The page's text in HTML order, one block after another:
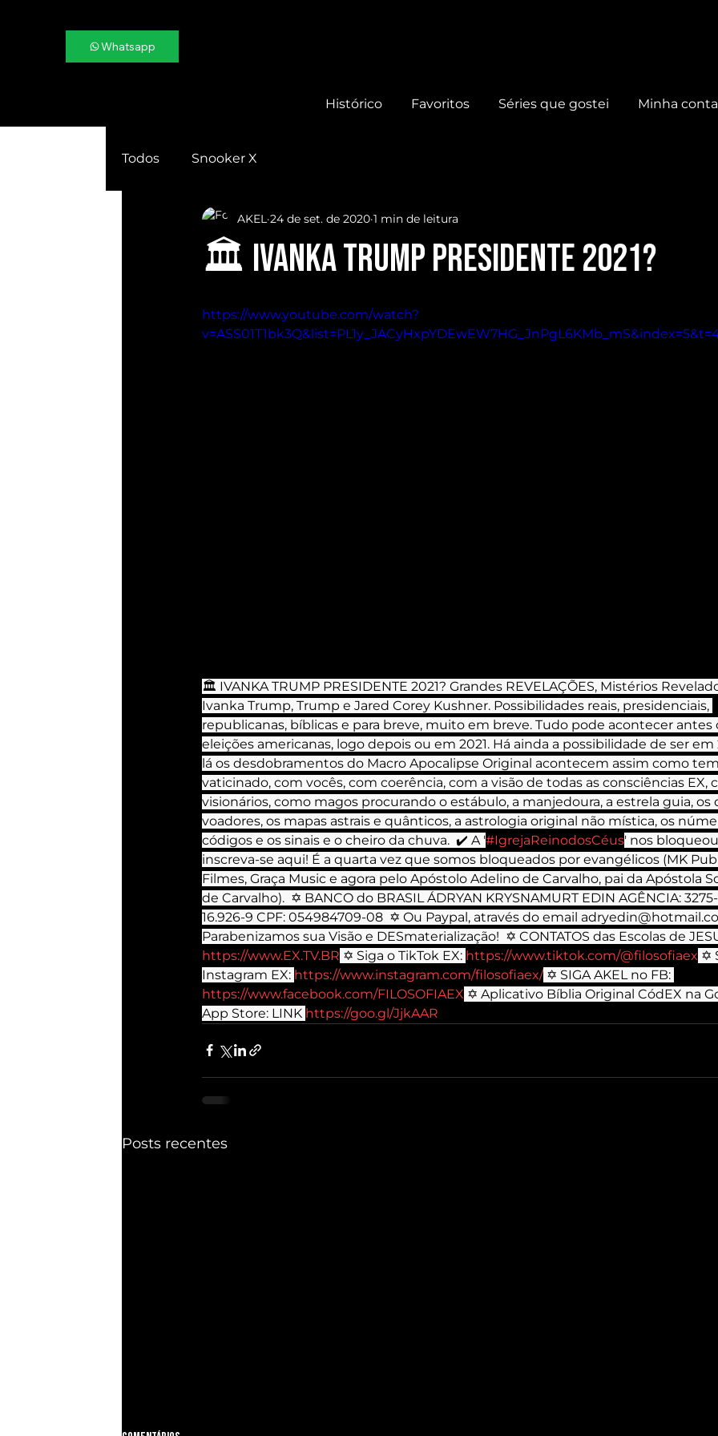
Whatsapp
Histórico Favoritos Séries que gostei Minha conta
Todos Snooker X
🏛 IVANKA TRUMP PRESIDENTE 2021?
AKEL 24 de set. de 2020 1 min de leitura
https://www.youtube.com/watch?
🏛 IVANKA TRUMP PRESIDENTE 2021? Grandes REVELAÇÕES, Mistérios
Ivanka Trump, Trump e Jared Corey Kushner. Possibilidades reais, presidenciais,
republicanas, bíblicas e para breve, muito em breve. Tudo pode acontecer antes
eleições americanas, logo depois ou em 2021. Há ainda a possibilidade de ser em
lá os desdobramentos do Macro Apocalipse Original acontecem assim como
vaticinado, com vocês, com coerência, com a visão de todas as consciências EX,
visionários, como magos procurando o estábulo, a manjedoura, a estrela guia, os
voadores, os mapas astrais e quânticos, a astrologia original não mística, os
códigos e os sinais e o cheiro da chuva.  ✔ A '#IgrejaReinodosCéus' nos
inscreva-se aqui! É a quarta vez que somos bloqueados por evangélicos (MK
Filmes, Graça Music e agora pelo Apóstolo Adelino de Carvalho, pai da Apóstola
de Carvalho).  ✡ BANCO do BRASIL ÁDRYAN KRYSNAMURT EDIN AGÊNCIA: 3275-
16.926-9 CPF: 054984709-08  ✡ Ou Paypal, através do email
Parabenizamos sua Visão e DESmaterialização!  ✡ CONTATOS das Escolas de
https://www.EX.TV.BR ✡ Siga o TikTok EX: https://www.tiktok.com/@filosofiaex ✡
Instagram EX: https://www.instagram.com/filosofiaex/ ✡ SIGA AKEL no FB:
https://www.facebook.com/FILOSOFIAEX ✡ Aplicativo Bíblia Original CódEX na
App Store: LINK https://goo.gl/JjkAAR
Posts recentes